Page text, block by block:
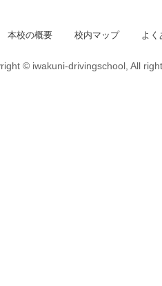
本校の概要 校内マップ よく
© iwakuni-drivingschool, All